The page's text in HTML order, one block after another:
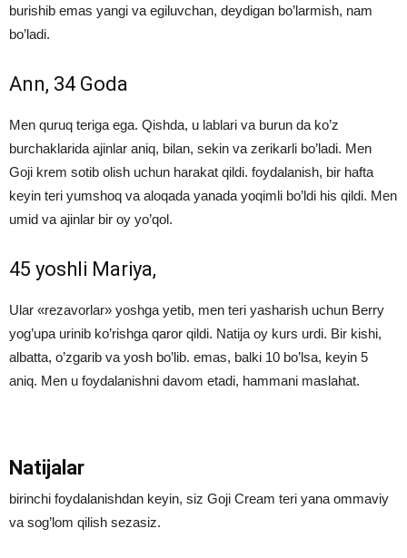
burishib emas yangi va egiluvchan, deydigan bo’larmish, nam
bo’ladi.
Ann, 34 Goda
Men quruq teriga ega. Qishda, u lablari va burun da ko’z
burchaklarida ajinlar aniq, bilan, sekin va zerikarli bo’ladi. Men
Goji krem ​​sotib olish uchun harakat qildi. foydalanish, bir hafta
keyin teri yumshoq va aloqada yanada yoqimli bo’ldi his qildi. Men
umid va ajinlar bir oy yo’qol.
45 yoshli Mariya,
Ular «rezavorlar» yoshga yetib, men teri yasharish uchun Berry
yog’upa urinib ko’rishga qaror qildi. Natija oy kurs urdi. Bir kishi,
albatta, o’zgarib va ​​yosh bo’lib. emas, balki 10 bo’lsa, keyin 5
aniq. Men u foydalanishni davom etadi, hammani maslahat.
Natijalar
birinchi foydalanishdan keyin, siz Goji Cream teri yana ommaviy
va sog’lom qilish sezasiz.